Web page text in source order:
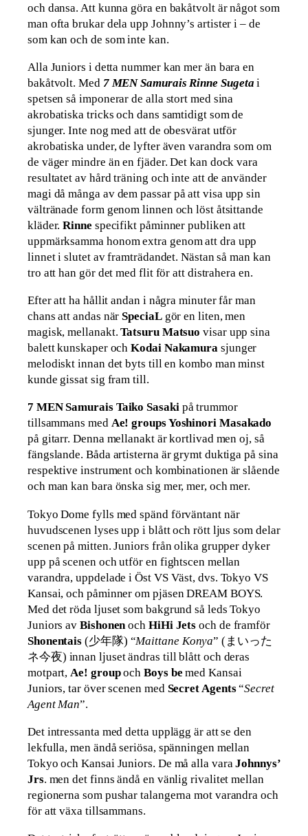
och dansa. Att kunna göra en bakåtvolt är något som
man ofta brukar dela upp Johnny’s artister i – de
som kan och de som inte kan.
Alla Juniors i detta nummer kan mer än bara en
bakåtvolt. Med 7 MEN Samurais Rinne Sugeta i
spetsen så imponerar de alla stort med sina
akrobatiska tricks och dans samtidigt som de
sjunger. Inte nog med att de obesvärat utför
akrobatiska under, de lyfter även varandra som om
de väger mindre än en fjäder. Det kan dock vara
resultatet av hård träning och inte att de använder
magi då många av dem passar på att visa upp sin
vältränade form genom linnen och löst åtsittande
kläder.Rinne specifikt påminner publiken att
uppmärksamma honom extra genom att dra upp
linnet i slutet av framträdandet. Nästan så man kan
tro att han gör det med flit för att distrahera en.
Efter att ha hållit andan i några minuter får man
chans att andas närSpeciaLgör en liten, men
magisk, mellanakt.Tatsuru Matsuo visar upp sina
balett kunskaper ochKodai Nakamura sjunger
melodiskt innan det byts till en kombo man minst
kunde gissat sig fram till.
7 MEN Samurais Taiko Sasaki på trummor
tillsammans med Ae! groups Yoshinori Masakado
på gitarr. Denna mellanakt är kortlivad men oj, så
fängslande. Båda artisterna är grymt duktiga på sina
respektive instrument och kombinationen är slående
och man kan bara önska sig mer, mer, och mer.
Tokyo Dome fylls med spänd förväntant när
huvudscenen lyses upp i blått och rött ljus som delar
scenen på mitten. Juniors från olika grupper dyker
upp på scenen och utför en fightscen mellan
varandra, uppdelade i Öst VS Väst, dvs. Tokyo VS
Kansai, och påminner om pjäsen DREAM BOYS.
Med det röda ljuset som bakgrund så leds Tokyo
Juniors avBishonen och HiHi Jets och de framför
Shonentais (少年隊) “Maittane Konya” (まいった
ネ今夜) innan ljuset ändras till blått och deras
motpart, Ae! group ochBoys be med Kansai
Juniors, tar över scenen med Secret Agents“Secret
Agent Man”.
Det intressanta med detta upplägg är att se den
lekfulla, men ändå seriösa, spänningen mellan
Tokyo och Kansai Juniors. De må alla varaJohnnys’
Jrs. men det finns ändå en vänlig rivalitet mellan
regionerna som pushar talangerna mot varandra och
för att växa tillsammans.